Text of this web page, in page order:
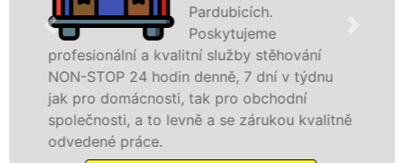
speciální stěhovací
technikou. Tyto
služby zajišťujeme domácnostem i firmám v
celém okresu Pardubice se zárukou kvality
franchisové sítě EXTRA STĚHOVÁNÍ.
Nabízíme stěhovací služby NON-STOP
včetně víkendů a svátků bez příplatků.